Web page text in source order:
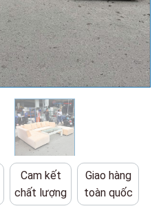
Cam kết
chất lượng
Giao hàng
toàn quốc